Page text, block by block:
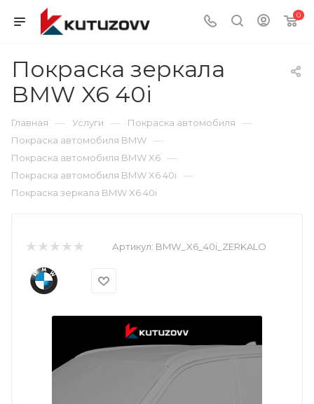
0
Покраска зеркала
BMW X6 40i
Главная — Услуги — Покраска автомобиля —
Покраска автомобиля BMW —
Покраска автомобиля BMW X6 —
Покраска автомобиля BMW X6 40i —
Покраска зеркала BMW X6 40i
Артикул: BMW_X6_40i_ZERKALO